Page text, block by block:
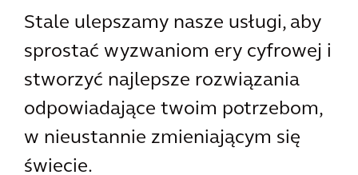
Stale ulepszamy nasze usługi, aby
sprostać wyzwaniom ery cyfrowej i
stworzyć najlepsze rozwiązania
odpowiadające twoim potrzebom,
w nieustannie zmieniającym się
świecie.